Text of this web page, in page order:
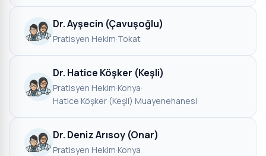
Dr. Ayşecin (Çavuşoğlu)
Pratisyen Hekim·Tokat
Dr. Hatice Köşker (Keşli)
Pratisyen Hekim·Konya·
Hatice Köşker (Keşli) Muayenehanesi
Dr. Deniz Arısoy (Onar)
Pratisyen Hekim·Konya